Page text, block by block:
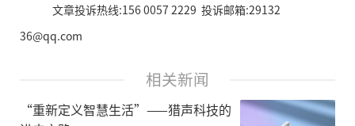
文章投诉热线:156 0057 2229 投诉邮箱:29132
36@qq.com
相关新闻
“重新定义智慧生活”——猎声科技的